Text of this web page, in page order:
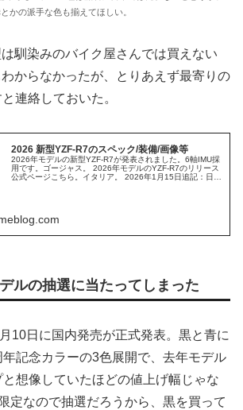
かの派手な色も揃えてほしい。
馴染みのバイク屋さんでは買えない
からなかったが、とりあえず最寄りの
連絡しておいた。
2026 新型YZF-R7のスペック/装備/画像等
2026年モデルの新型YZF-R7が発表されました。6軸IMU採
用です。ゴージャス。 2026年モデルのYZF-R7のリリース
公式ページこちら。イタリア。 2026年1月15日追記：日本
ルの抽選に当たってしまった
10日に国内発売が正式発表。黒と青に
記念カラーの3色展開で、去年モデル
想像していたほどの値上げ幅じゃな
定なので抽選だろうから、黒を買って